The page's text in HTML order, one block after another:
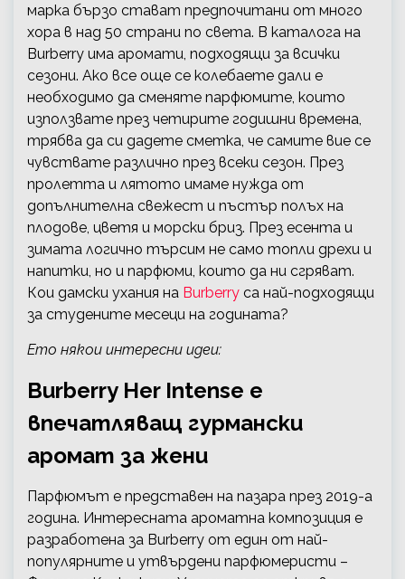
марка бързо стават предпочитани от много
хора в над 50 страни по света. В каталога на
Burberry има аромати, подходящи за всички
сезони. Ако все още се колебаете дали е
необходимо да сменяте парфюмите, които
използвате през четирите годишни времена,
трябва да си дадете сметка, че самите вие се
чувствате различно през всеки сезон. През
пролетта и лятото имаме нужда от
допълнителна свежест и пъстър полъх на
плодове, цветя и морски бриз. През есента и
зимата логично търсим не само топли дрехи и
напитки, но и парфюми, които да ни сгряват.
Кои дамски ухания на Burberry са най-подходящи
за студените месеци на годината?
Ето някои интересни идеи:
Burberry Her Intense е
впечатляващ гурмански
аромат за жени
Парфюмът е представен на пазара през 2019-а
година. Интересната ароматна композиция е
разработена за Burberry от един от най-
популярните и утвърдени парфюмеристи –